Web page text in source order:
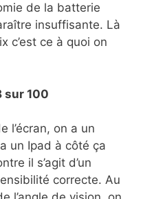
de la batterie
insuffisante. Là
c’est ce à quoi on
sur 100
l’écran, on a un
un Ipad à côté ça
il s’agit d’un
correcte. Au